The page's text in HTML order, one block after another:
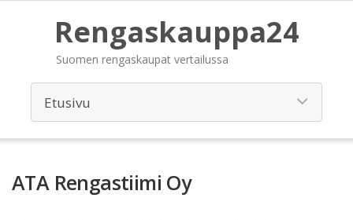
Rengaskauppa24
Suomen rengaskaupat vertailussa
ATA Rengastiimi Oy